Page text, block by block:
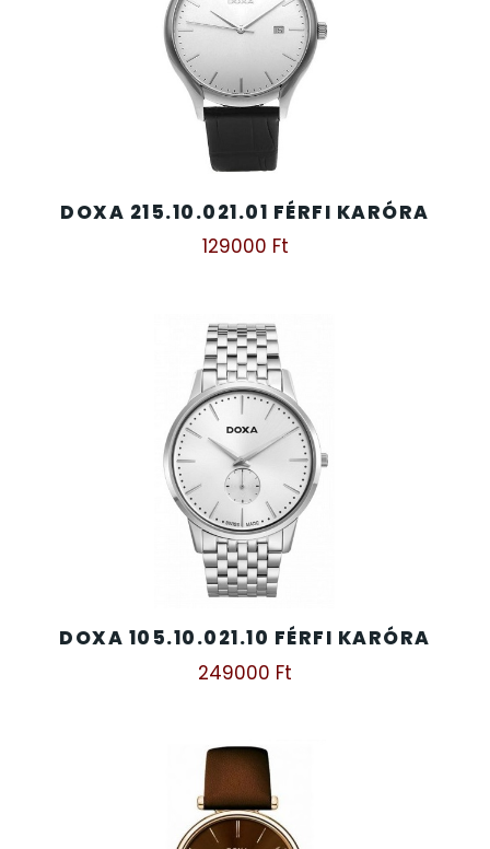
DOXA 215.10.021.01 FÉRFI KARÓRA
129000 Ft
DOXA 105.10.021.10 FÉRFI KARÓRA
249000 Ft